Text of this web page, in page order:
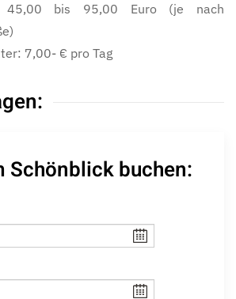
45,00 bis 95,00 Euro (je nach
7,00- € pro Tag
Schönblick buchen: